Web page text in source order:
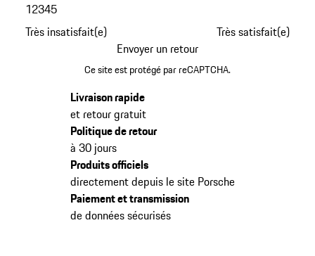
Très insatisfait(e)
12345
Très satisfait(e)
Envoyer un retour
Ce site est protégé par reCAPTCHA.
Livraison rapide
et retour gratuit
Politique de retour
à 30 jours
Produits officiels
directement depuis le site Porsche
Paiement et transmission
de données sécurisés